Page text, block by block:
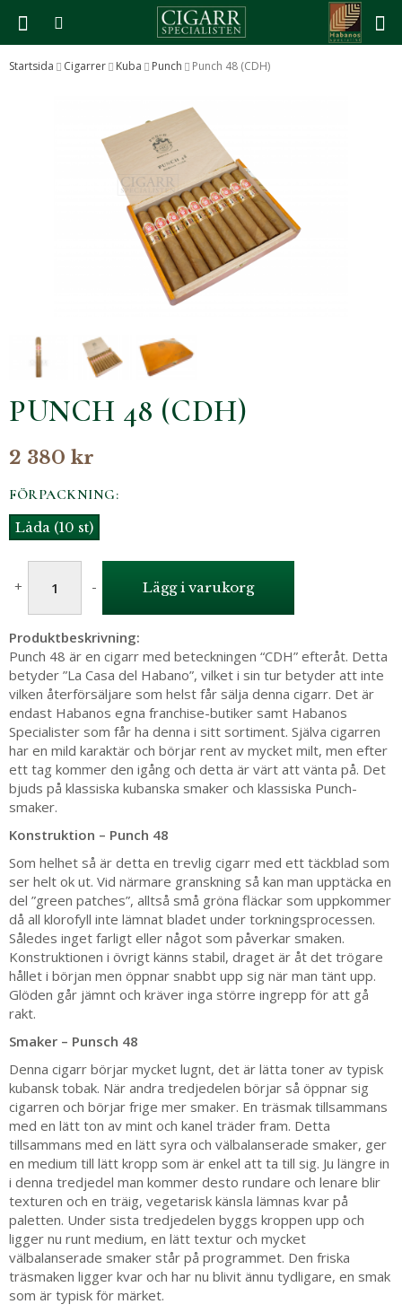
Startsida Cigarrer Kuba Punch Punch 48 (CDH)
PUNCH 48 (CDH)
2 380 kr
FÖRPACKNING:
Låda (10 st)
+ - Lägg i varukorg
Produktbeskrivning:
Punch 48 är en cigarr med beteckningen “CDH” efteråt. Detta
betyder ”La Casa del Habano”, vilket i sin tur betyder att inte
vilken återförsäljare som helst får sälja denna cigarr. Det är
endast Habanos egna franchise-butiker samt Habanos
Specialister som får ha denna i sitt sortiment. Själva cigarren
har en mild karaktär och börjar rent av mycket milt, men efter
ett tag kommer den igång och detta är värt att vänta på. Det
bjuds på klassiska kubanska smaker och klassiska Punch-
smaker.
Konstruktion – Punch 48
Som helhet så är detta en trevlig cigarr med ett täckblad som
ser helt ok ut. Vid närmare granskning så kan man upptäcka en
del ”green patches”, alltså små gröna fläckar som uppkommer
då all klorofyll inte lämnat bladet under torkningsprocessen.
Således inget farligt eller något som påverkar smaken.
Konstruktionen i övrigt känns stabil, draget är åt det trögare
hållet i början men öppnar snabbt upp sig när man tänt upp.
Glöden går jämnt och kräver inga större ingrepp för att gå
rakt.
Smaker – Punsch 48
Denna cigarr börjar mycket lugnt, det är lätta toner av typisk
kubansk tobak. När andra tredjedelen börjar så öppnar sig
cigarren och börjar frige mer smaker. En träsmak tillsammans
med en lätt ton av mint och kanel träder fram. Detta
tillsammans med en lätt syra och välbalanserade smaker, ger
en medium till lätt kropp som är enkel att ta till sig. Ju längre in
i denna tredjedel man kommer desto rundare och lenare blir
texturen och en träig, vegetarisk känsla lämnas kvar på
paletten. Under sista tredjedelen byggs kroppen upp och
ligger nu runt medium, en lätt textur och mycket
välbalanserade smaker står på programmet. Den friska
träsmaken ligger kvar och har nu blivit ännu tydligare, en smak
som är typisk för märket.